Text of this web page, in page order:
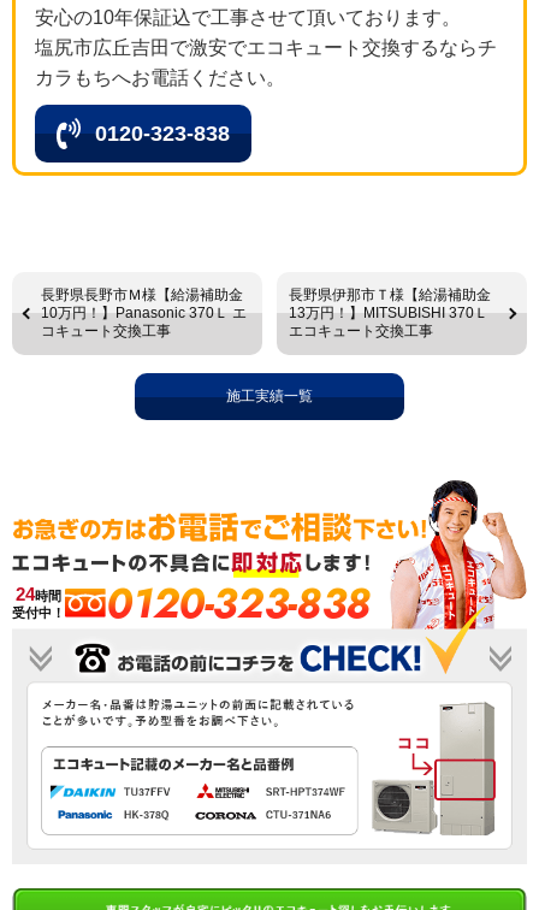
安心の10年保証込で工事させて頂いております。
塩尻市広丘吉田で激安でエコキュート交換するならチ
カラもちへお電話ください。
0120-323-838
長野県長野市Ｍ様【給湯補助金
10万円！】Panasonic 370Ｌ エ
コキュート交換工事
長野県伊那市Ｔ様【給湯補助金
13万円！】MITSUBISHI 370Ｌ
エコキュート交換工事
施工実績一覧
24時間
受付中！
0120-323-838